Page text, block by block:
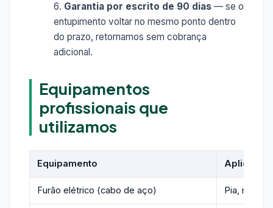
Garantia por escrito de 90 dias — se o
entupimento voltar no mesmo ponto dentro
do prazo, retornamos sem cobrança
adicional.
Equipamentos
profissionais que
utilizamos
Equipamento Aplicação
Furão elétrico (cabo de aço) Pia, ralo,